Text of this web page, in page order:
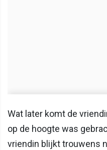
Wat later komt de
op de hoogte was
vriendin blijkt trouwens